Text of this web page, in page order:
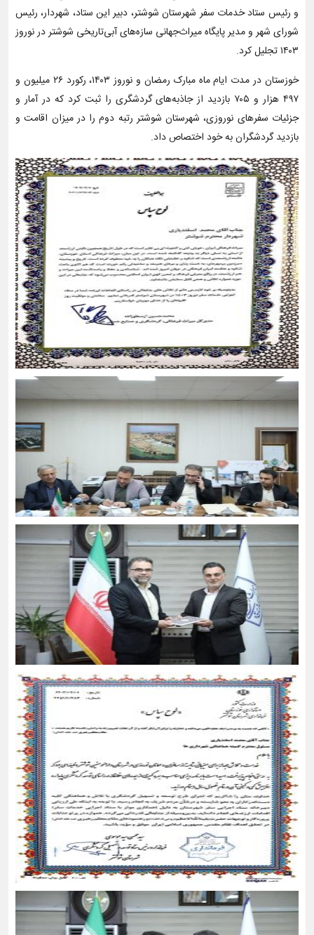
و رئیس ستاد خدمات سفر شهرستان شوشتر، دبیر این ستاد، شهردار، رئیس
شورای شهر و مدیر پایگاه میراث‌جهانی سازه‌های آبی‌تاریخی شوشتر در نوروز
۱۴۰۳ تجلیل کرد.
خوزستان در مدت ایام ماه مبارک رمضان و نوروز ۱۴۰۳، رکورد ۲۶ میلیون و
۴۹۷ هزار و ۷۰۵ بازدید از جاذبه‌های گردشگری را ثبت کرد که در آمار و
جزئیات سفرهای نوروزی، شهرستان شوشتر رتبه دوم را در میزان اقامت و
بازدید گردشگران به خود اختصاص داد.